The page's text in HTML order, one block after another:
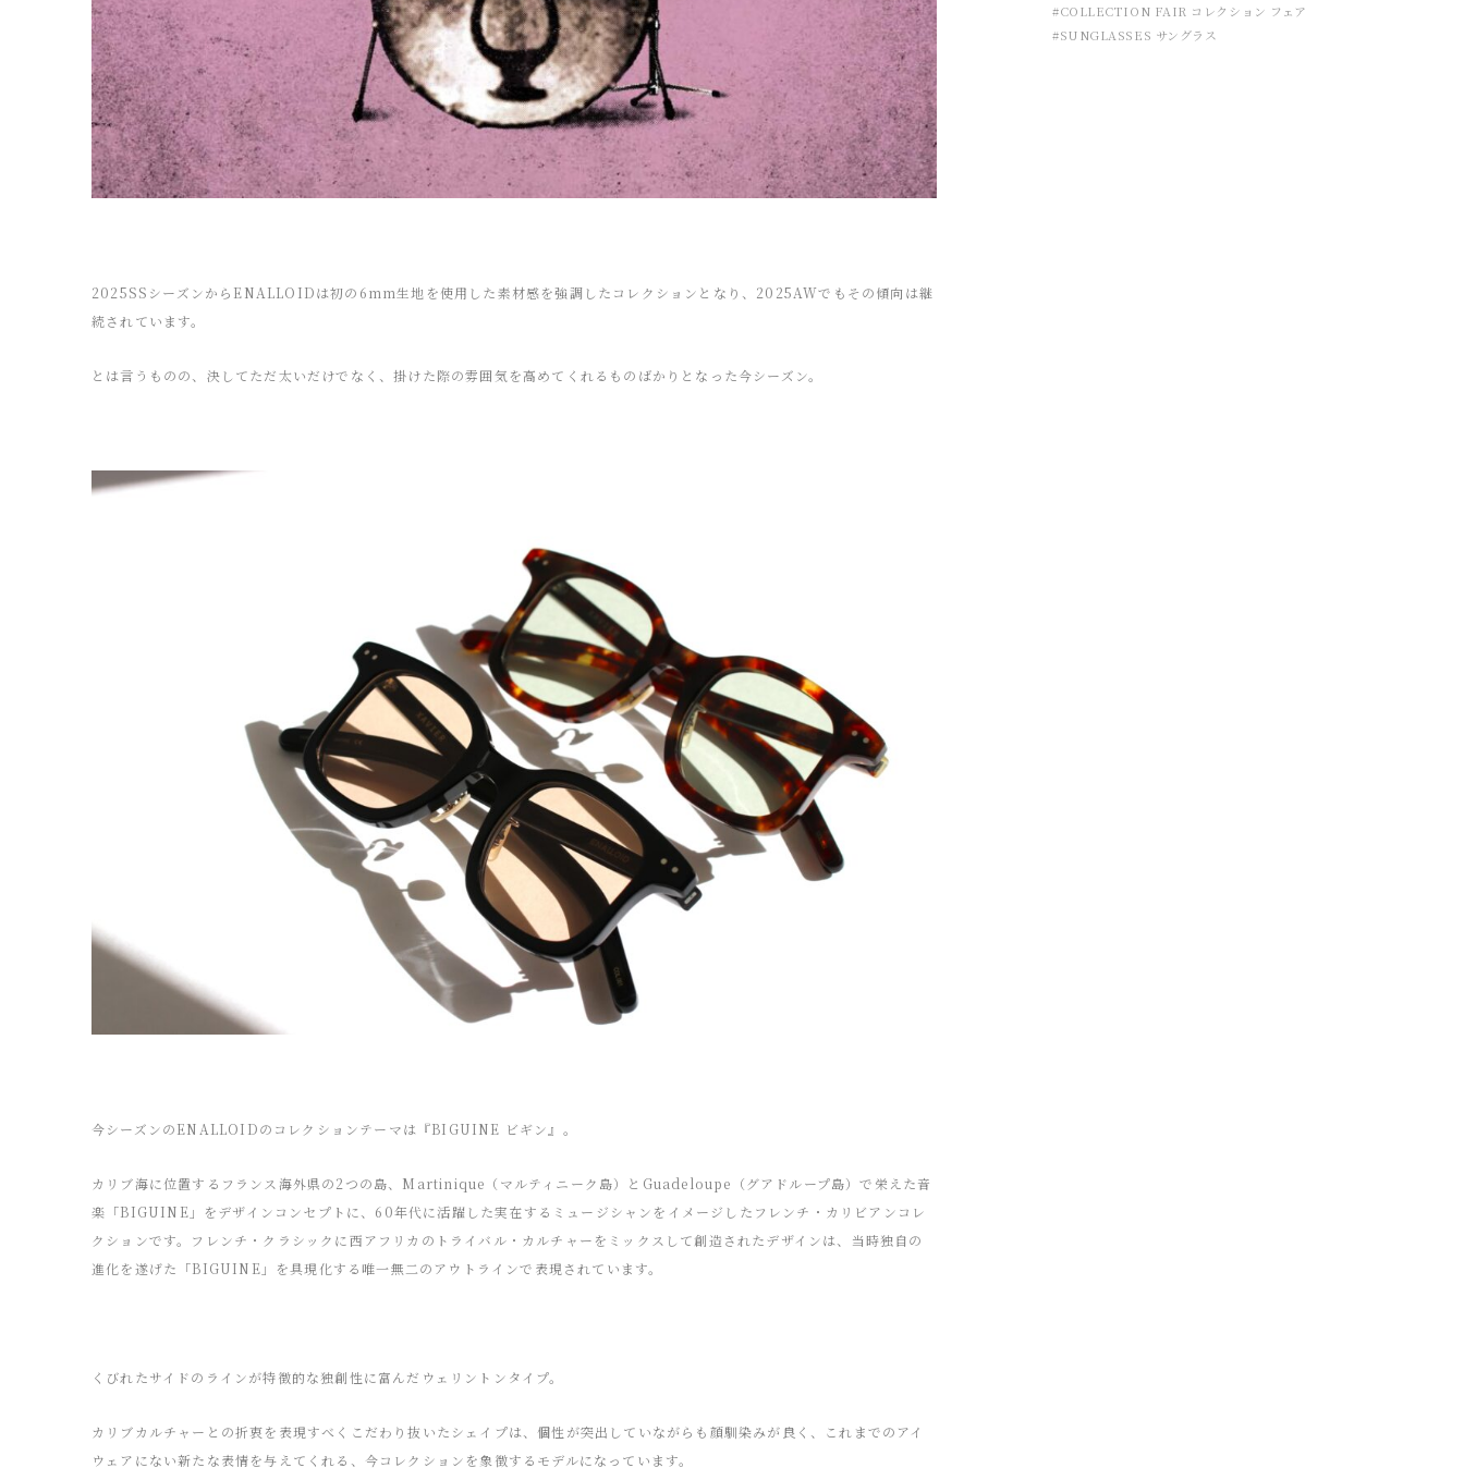
2025SSシーズンからENALLOIDは初の6mm生地を使用した素材感を強調したコレクションとなり、2025AWでもその傾向は継
続されています。
とは言うものの、決してただ太いだけでなく、掛けた際の雰囲気を高めてくれるものばかりとなった今シーズン。
今シーズンのENALLOIDのコレクションテーマは『BIGUINE ビギン』。
カリブ海に位置するフランス海外県の2つの島、Martinique（マルティニーク島）とGuadeloupe（グアドループ島）で栄えた音
楽「BIGUINE」をデザインコンセプトに、60年代に活躍した実在するミュージシャンをイメージしたフレンチ・カリビアンコレ
クションです。フレンチ・クラシックに西アフリカのトライバル・カルチャーをミックスして創造されたデザインは、当時独自の
進化を遂げた「BIGUINE」を具現化する唯一無二のアウトラインで表現されています。
くびれたサイドのラインが特徴的な独創性に富んだウェリントンタイプ。
カリブカルチャーとの折衷を表現すべくこだわり抜いたシェイプは、個性が突出していながらも顔馴染みが良く、これまでのアイ
ウェアにない新たな表情を与えてくれる、今コレクションを象徴するモデルになっています。
#COLLECTION FAIR コレクション フェア
#SUNGLASSES サングラス